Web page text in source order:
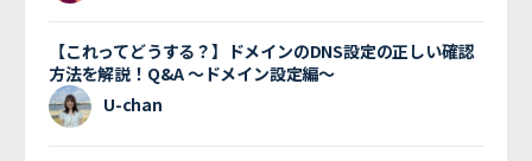
【これってどうする？】ドメインのDNS設定の正しい確認
方法を解説！Q&A 〜ドメイン設定編〜
U-chan